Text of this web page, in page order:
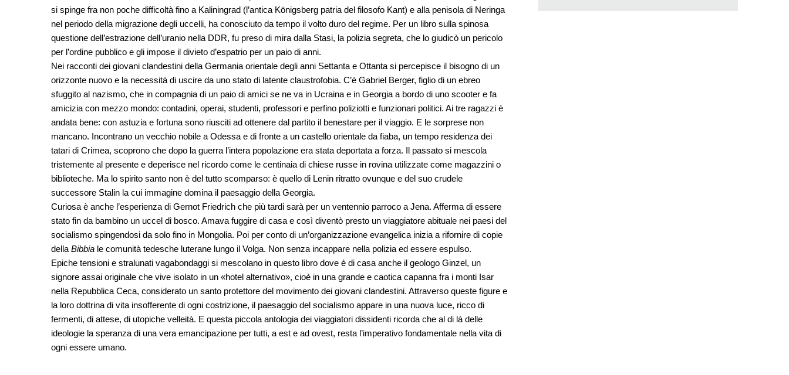
si spinge fra non poche difficoltà fino a Kaliningrad (l’antica Königsberg patria del filosofo Kant) e alla penisola di Neringa
nel periodo della migrazione degli uccelli, ha conosciuto da tempo il volto duro del regime. Per un libro sulla spinosa
questione dell’estrazione dell’uranio nella DDR, fu preso di mira dalla Stasi, la polizia segreta, che lo giudicò un pericolo
per l’ordine pubblico e gli impose il divieto d’espatrio per un paio di anni.
Nei racconti dei giovani clandestini della Germania orientale degli anni Settanta e Ottanta si percepisce il bisogno di un
orizzonte nuovo e la necessità di uscire da uno stato di latente claustrofobia. C’è Gabriel Berger, figlio di un ebreo
sfuggito al nazismo, che in compagnia di un paio di amici se ne va in Ucraina e in Georgia a bordo di uno scooter e fa
amicizia con mezzo mondo: contadini, operai, studenti, professori e perfino poliziotti e funzionari politici. Ai tre ragazzi è
andata bene: con astuzia e fortuna sono riusciti ad ottenere dal partito il benestare per il viaggio. E le sorprese non
mancano. Incontrano un vecchio nobile a Odessa e di fronte a un castello orientale da fiaba, un tempo residenza dei
tatari di Crimea, scoprono che dopo la guerra l’intera popolazione era stata deportata a forza. Il passato si mescola
tristemente al presente e deperisce nel ricordo come le centinaia di chiese russe in rovina utilizzate come magazzini o
biblioteche. Ma lo spirito santo non è del tutto scomparso: è quello di Lenin ritratto ovunque e del suo crudele
successore Stalin la cui immagine domina il paesaggio della Georgia.
Curiosa è anche l’esperienza di Gernot Friedrich che più tardi sarà per un ventennio parroco a Jena. Afferma di essere
stato fin da bambino un uccel di bosco. Amava fuggire di casa e così diventò presto un viaggiatore abituale nei paesi del
socialismo spingendosi da solo fino in Mongolia. Poi per conto di un’organizzazione evangelica inizia a rifornire di copie
della Bibbia le comunità tedesche luterane lungo il Volga. Non senza incappare nella polizia ed essere espulso.
Epiche tensioni e stralunati vagabondaggi si mescolano in questo libro dove è di casa anche il geologo Ginzel, un
signore assai originale che vive isolato in un «hotel alternativo», cioè in una grande e caotica capanna fra i monti Isar
nella Repubblica Ceca, considerato un santo protettore del movimento dei giovani clandestini. Attraverso queste figure e
la loro dottrina di vita insofferente di ogni costrizione, il paesaggio del socialismo appare in una nuova luce, ricco di
fermenti, di attese, di utopiche velleità. E questa piccola antologia dei viaggiatori dissidenti ricorda che al di là delle
ideologie la speranza di una vera emancipazione per tutti, a est e ad ovest, resta l’imperativo fondamentale nella vita di
ogni essere umano.